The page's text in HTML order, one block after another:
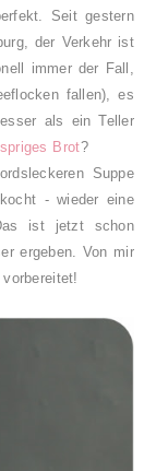
Seit gestern
der Verkehr ist
immer der Fall,
fallen), es
als ein Teller
Brot?
Suppe
- wieder eine
ist jetzt schon
ergeben. Von mir